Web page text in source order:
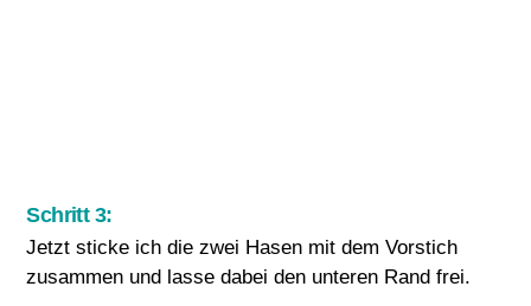
Schritt 3:
Jetzt sticke ich die zwei Hasen mit dem Vorstich
zusammen und lasse dabei den unteren Rand frei.